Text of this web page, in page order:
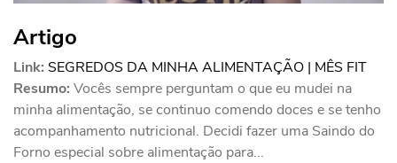
Artigo
Link: SEGREDOS DA MINHA ALIMENTAÇÃO | MÊS FIT
Resumo: Vocês sempre perguntam o que eu mudei na
minha alimentação, se continuo comendo doces e se tenho
acompanhamento nutricional. Decidi fazer uma Saindo do
Forno especial sobre alimentação para...